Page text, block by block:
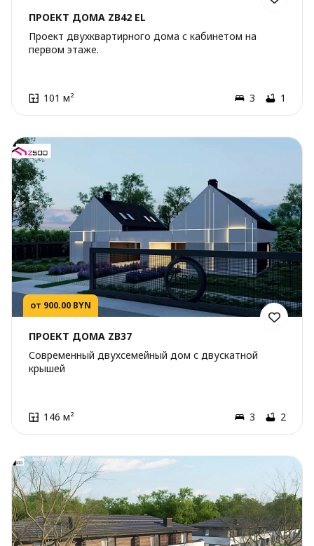
ПРОЕКТ ДОМА ZB42 EL
Проект двухквартирного дома с кабинетом на
первом этаже.
101 м² 3 1
от 900.00 BYN
ПРОЕКТ ДОМА ZB37
Современный двухсемейный дом с двускатной
крышей
146 м² 3 2